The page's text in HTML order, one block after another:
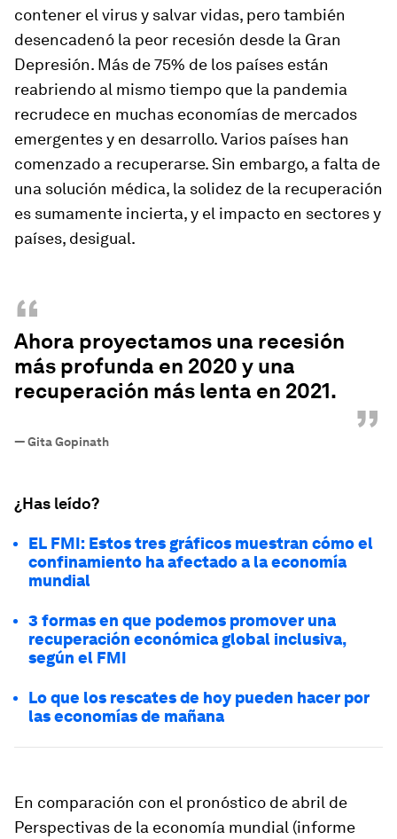
contener el virus y salvar vidas, pero también
desencadenó la peor recesión desde la Gran
Depresión. Más de 75% de los países están
reabriendo al mismo tiempo que la pandemia
recrudece en muchas economías de mercados
emergentes y en desarrollo. Varios países han
comenzado a recuperarse. Sin embargo, a falta de
una solución médica, la solidez de la recuperación
es sumamente incierta, y el impacto en sectores y
países, desigual.
“
Ahora proyectamos una recesión
más profunda en 2020 y una
recuperación más lenta en 2021.
”
—Gita Gopinath
¿Has leído?
EL FMI: Estos tres gráficos muestran cómo el
confinamiento ha afectado a la economía
mundial
3 formas en que podemos promover una
recuperación económica global inclusiva,
según el FMI
Lo que los rescates de hoy pueden hacer por
las economías de mañana
En comparación con el pronóstico de abril de
Perspectivas de la economía mundial (informe